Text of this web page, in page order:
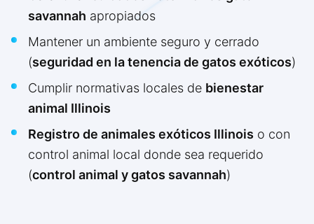
savannah apropiados
Mantener un ambiente seguro y cerrado
(seguridad en la tenencia de gatos exóticos)
Cumplir normativas locales de bienestar
animal Illinois
Registro de animales exóticos Illinois o con
control animal local donde sea requerido
(control animal y gatos savannah)